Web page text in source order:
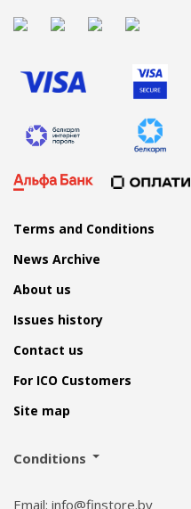
Terms and Conditions
News Archive
About us
Issues history
Contact us
For ICO Customers
Site map
Conditions
Email: info@finstore.by